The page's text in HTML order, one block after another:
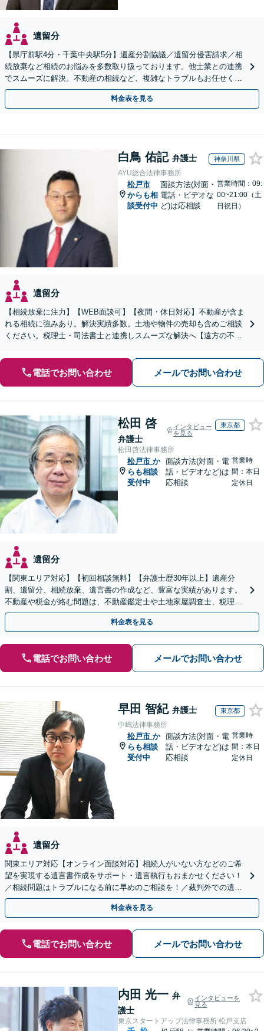
遺留分
【県庁前駅4分・千葉中央駅5分】遺産分割協議／遺留分侵害請求／相
続放棄など相続のお悩みを多数取り扱っております。他士業との連携
でスムーズに解決。不動産の相続など、複雑なトラブルもお任せくだ
さい。【初回面談相談30分無料】
料金表を見る
白鳥 佑記 弁護士 神奈川県
AYU総合法律事務所
松戸市
からも相
談受付中
面談方法(対面・
電話・ビデオな
ど)は応相談
営業時間：09:
00~21:00（土
日祝日）
遺留分
【相続放棄に注力】【WEB面談可】【夜間・休日対応】不動産が含ま
れる相続に強みあり。解決実績多数。土地や物件の売却も含めご相談
ください。税理士・司法書士と連携しスムーズな解決へ【遠方の不動
電話でお問い合わせ メールでお問い合わせ
松田 啓
弁護士
インタビュー
を見る
東京都
松田啓法律事務所
松戸市 か
らも相談
受付中
面談方法(対面・電
話・ビデオなど)は
応相談
営業時
間：本日
定休日
遺留分
【関東エリア対応】【初回相談無料】【弁護士歴30年以上】遺産分
割、遺留分、相続放棄、遺言書の作成など、豊富な実績があります。
不動産や税金が絡む問題は、不動産鑑定士や土地家屋調査士、税理士
と提携【事前予約で、休日・夜間面談可】【WEB面談可】
料金表を見る
電話でお問い合わせ メールでお問い合わせ
早田 智紀 弁護士 東京都
中嶋法律事務所
松戸市 か
らも相談
受付中
面談方法(対面・電
話・ビデオなど)は
応相談
営業時
間：本日
定休日
遺留分
関東エリア対応【オンライン面談対応】相続人がいない方などのご希
望を実現する遺言書作成をサポート・遺言執行もおまかせください！
／相続問題はトラブルになる前に早めのご相談を！／裁判外での遺産
分割協議の経験多数【完全個室】
料金表を見る
電話でお問い合わせ メールでお問い合わせ
内田 光一 弁
護士
インタビューを
見る
東京スタートアップ法律事務所 松戸支店